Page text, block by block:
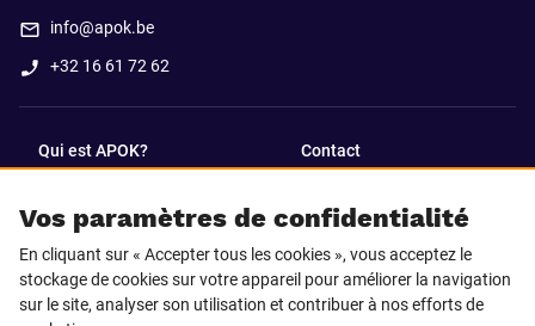
Vos paramètres de confidentialité
En cliquant sur « Accepter tous les cookies », vous acceptez le
stockage de cookies sur votre appareil pour améliorer la navigation
sur le site, analyser son utilisation et contribuer à nos efforts de
info@apok.be
+32 16 61 72 62
Qui est APOK? Contact
SUIVEZ-NOUS SUR
Facebook LinkedIn